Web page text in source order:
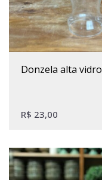
donzela alta vidro
R$ 23,00